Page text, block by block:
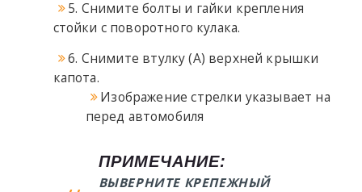
5. Снимите болты и гайки крепления
стойки с поворотного кулака.
6. Снимите втулку (А) верхней крышки
капота.
Изображение стрелки указывает на
перед автомобиля
ПРИМЕЧАНИЕ:
ВЫВЕРНИТЕ КРЕПЕЖНЫЙ